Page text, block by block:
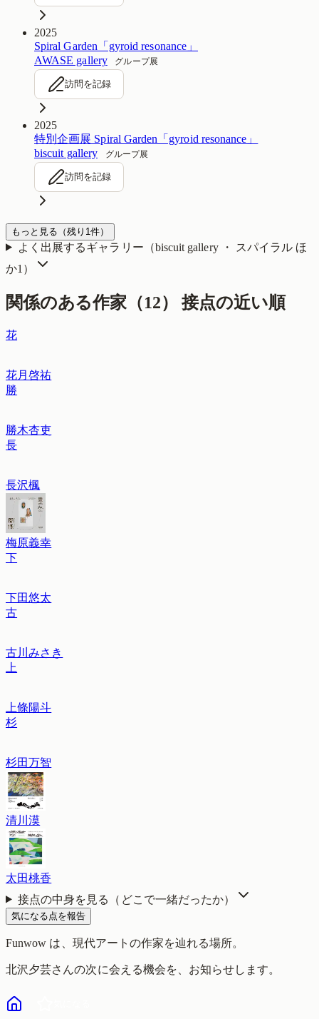
2025
Spiral Garden「gyroid resonance」
AWASE gallery
グループ展
訪問を記録
2025
特別企画展 Spiral Garden「gyroid resonance」
biscuit gallery
グループ展
訪問を記録
もっと見る （残り 1 件）
よく出展するギャラリー（biscuit gallery ・ スパイラル ほ
か1 ）
関係のある作家（12） 接点の近い順
花
花月啓祐
勝
勝木杏吏
長
長沢楓
梅原義幸
下
下田悠太
古
古川みさき
上
上條陽斗
杉
杉田万智
清川漠
太田桃香
接点の中身を見る（どこで一緒だったか）
気になる点を報告
Funwow は、現代アートの作家を辿れる場所。
北沢夕芸さんの次に会える機会を、お知らせします。